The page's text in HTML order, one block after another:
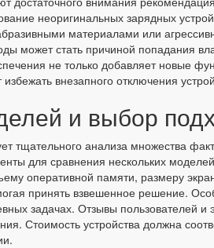
неоригинальных зарядных
материалами или
может стать причиной попадания
не только добавляет новые
внезапного отключения
и выбор
тщательного анализа множества
для сравнения нескольких
оперативной памяти, размеру
принять взвешенное решение.
задачах. Отзывы
Стоимость устройства должна